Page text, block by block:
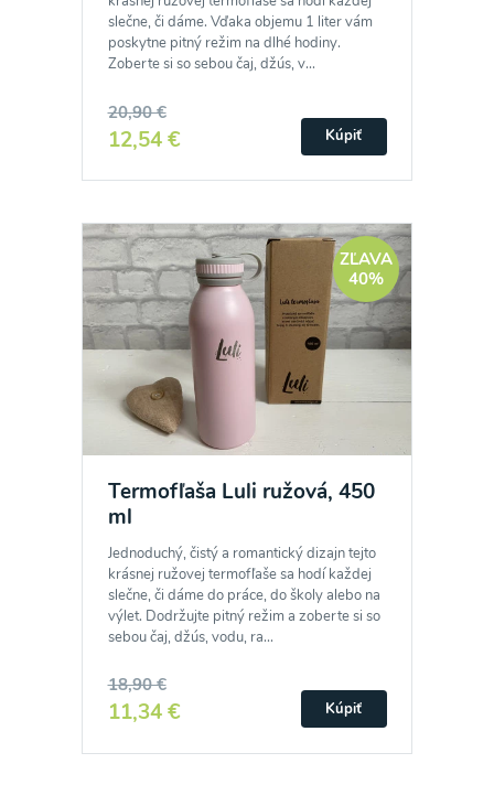
slečne, či dáme. Vďaka objemu 1 liter vám
poskytne pitný režim na dlhé hodiny.
Zoberte si so sebou čaj, džús, v...
20,90 €
12,54 € Kúpiť
ZĽAVA
40%
Termofľaša Luli ružová, 450
ml
Jednoduchý, čistý a romantický dizajn tejto
krásnej ružovej termofľaše sa hodí každej
slečne, či dáme do práce, do školy alebo na
výlet. Dodržujte pitný režim a zoberte si so
sebou čaj, džús, vodu, ra...
18,90 €
11,34 € Kúpiť
Odoslaním registrácie na Newsletter súhlasím so
spracovaním osobných údajov pre účely
prečítal(a)informácie o Ochrane osobných
údajova súhlasím s nimi.
Súhlasím